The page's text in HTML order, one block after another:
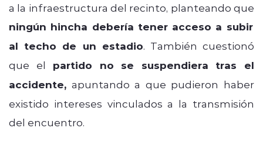
a la infraestructura del recinto, planteando que
ningún hincha debería tener acceso a subir
al techo de un estadio. También cuestionó
que el partido no se suspendiera tras el
accidente, apuntando a que pudieron haber
existido intereses vinculados a la transmisión
del encuentro.